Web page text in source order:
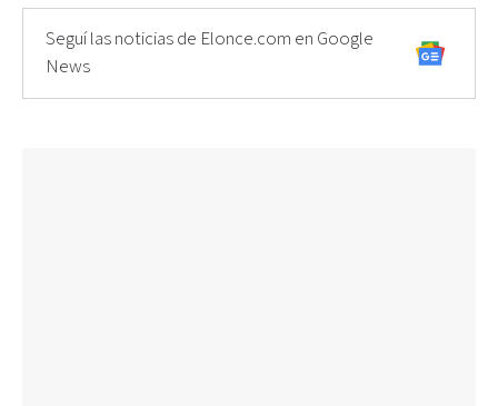
Seguí las noticias de Elonce.com en Google
News